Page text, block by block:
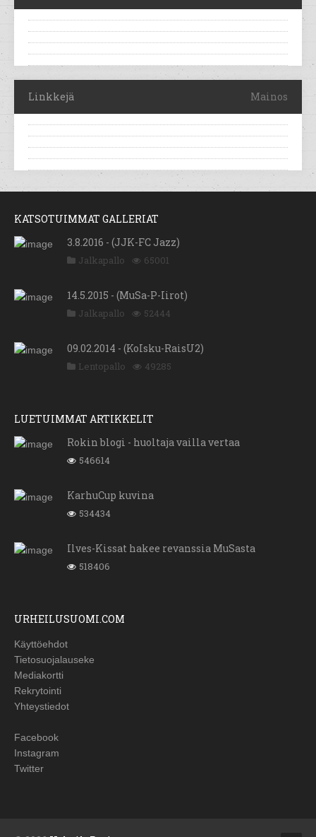
Linkkejä Mainos
KATSOTUIMMAT GALLERIAT
3.8.2016 - (JJK-FC Jazz)
Jalkapallo 65001
14.5.2015 - (MuSa-P-Iirot)
Jalkapallo 52444
09.02.2014 - (KoIsku-RaisU2)
Lentopallo 49285
LUETUIMMAT ARTIKKELIT
Rokin blogi - huoltaja vailla vertaa
546614
KarhuCup kuvina
534434
Ilves-Kissat hakee revanssia MuSasta
518406
URHEILUSUOMI.COM
Käyttöehdot
Tietosuojalauseke
Mediakortti
Rekrytointi
Yhteystiedot
Facebook
Instagram
Twitter